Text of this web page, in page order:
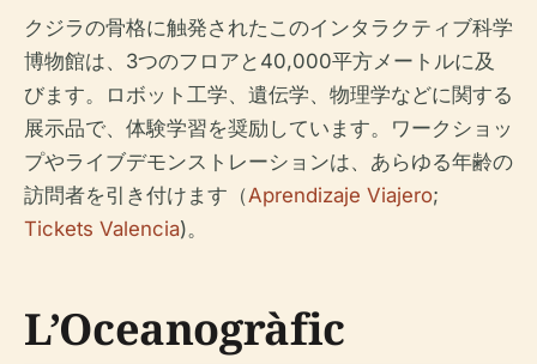
クジラの骨格に触発されたこのインタラクティブ科学
博物館は、3つのフロアと40,000平方メートルに及
びます。ロボット工学、遺伝学、物理学などに関する
展示品で、体験学習を奨励しています。ワークショッ
プやライブデモンストレーションは、あらゆる年齢の
訪問者を引き付けます（Aprendizaje Viajero;
Tickets Valencia)。
L’Oceanogràfic